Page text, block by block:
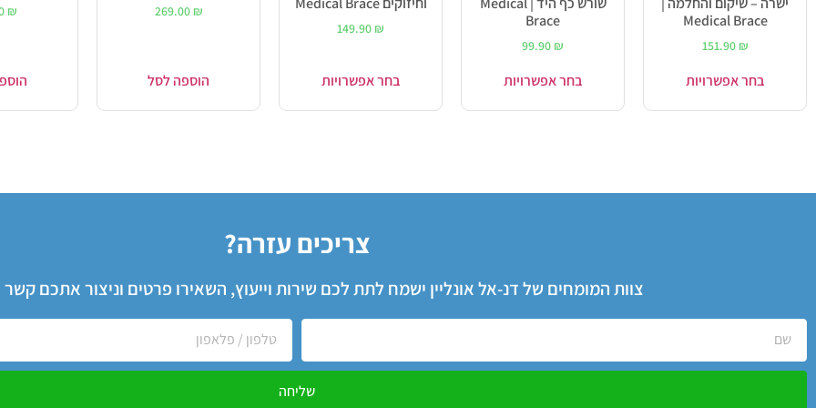
Medical Brace
151.90 ₪
בחר אפשרויות
Brace
99.90 ₪
בחר אפשרויות
149.90 ₪
בחר אפשרויות
269.00 ₪
הוספה לסל
₪
צריכים עזרה?
צוות המומחים של דנ-אל אונליין ישמח לתת לכם שירות וייעוץ, השאירו פרטים וניצור אתכם
שליחה